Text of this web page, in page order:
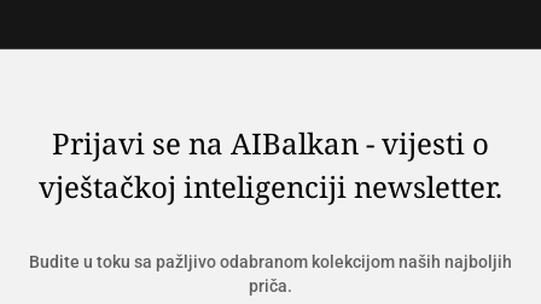
Prijavi se na AIBalkan - vijesti o
vještačkoj inteligenciji newsletter.
Budite u toku sa pažljivo odabranom kolekcijom naših najboljih
priča.